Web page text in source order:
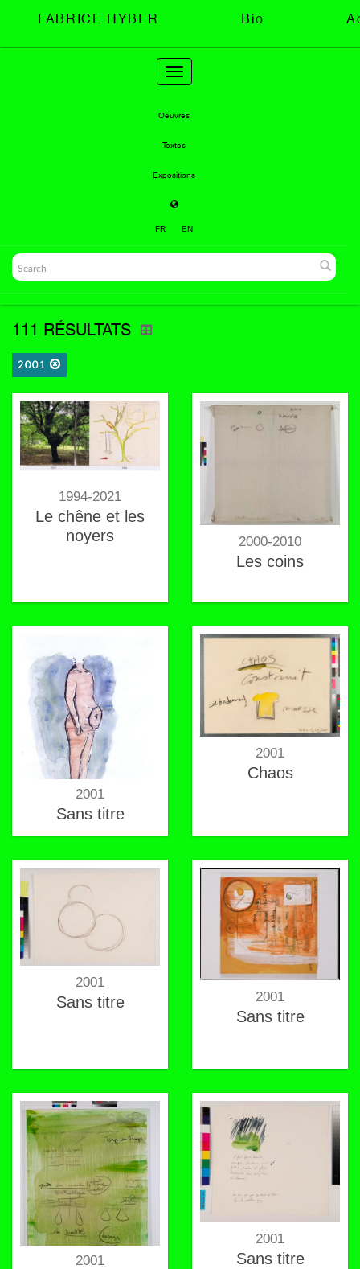
FABRICE HYBER Bio
Toggle
navigation
Oeuvres
Textes
Expositions
FR EN
111 RÉSULTATS
2001
1994-2021
Le chêne et les
noyers
2000-2010
Les coins
2001
Sans titre
2001
Chaos
2001
Sans titre 2001
Sans titre
2001
2001
Sans titre